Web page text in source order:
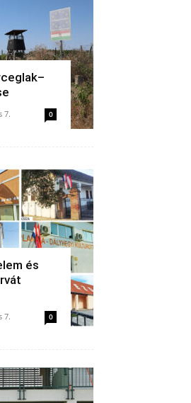
7. 0
és
7. 0